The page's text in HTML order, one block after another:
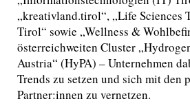
„kreativland.tirol“, „Life Sciences
Tirol“ sowie „Wellness &
österreichweiten Cluster
Austria“ (HyPA) – Unternehmen
Trends zu setzen und sich mit den
Partner:innen zu vernetzen.